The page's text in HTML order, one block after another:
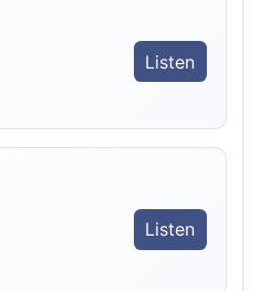
Listen
Listen